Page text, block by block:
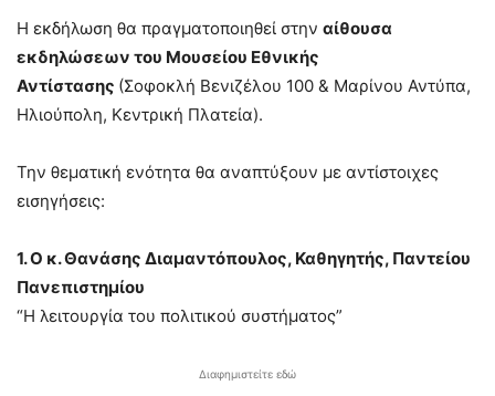
Η εκδήλωση θα πραγματοποιηθεί στην αίθουσα
εκδηλώσεων του Μουσείου Εθνικής
Αντίστασης (Σοφοκλή Βενιζέλου 100 & Μαρίνου Αντύπα,
Ηλιούπολη, Κεντρική Πλατεία).
Την θεματική ενότητα θα αναπτύξουν με αντίστοιχες
εισηγήσεις:
1. Ο κ. Θανάσης Διαμαντόπουλος, Καθηγητής, Παντείου
Πανεπιστημίου
“Η λειτουργία του πολιτικού συστήματος”
Διαφημιστείτε εδώ